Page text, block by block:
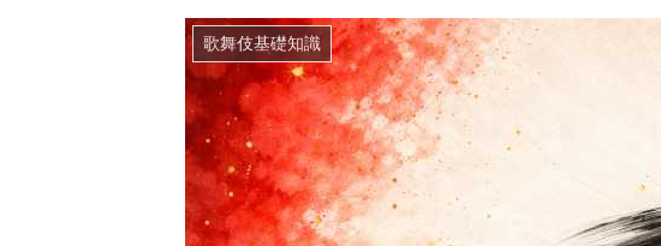
歌舞伎基礎知識